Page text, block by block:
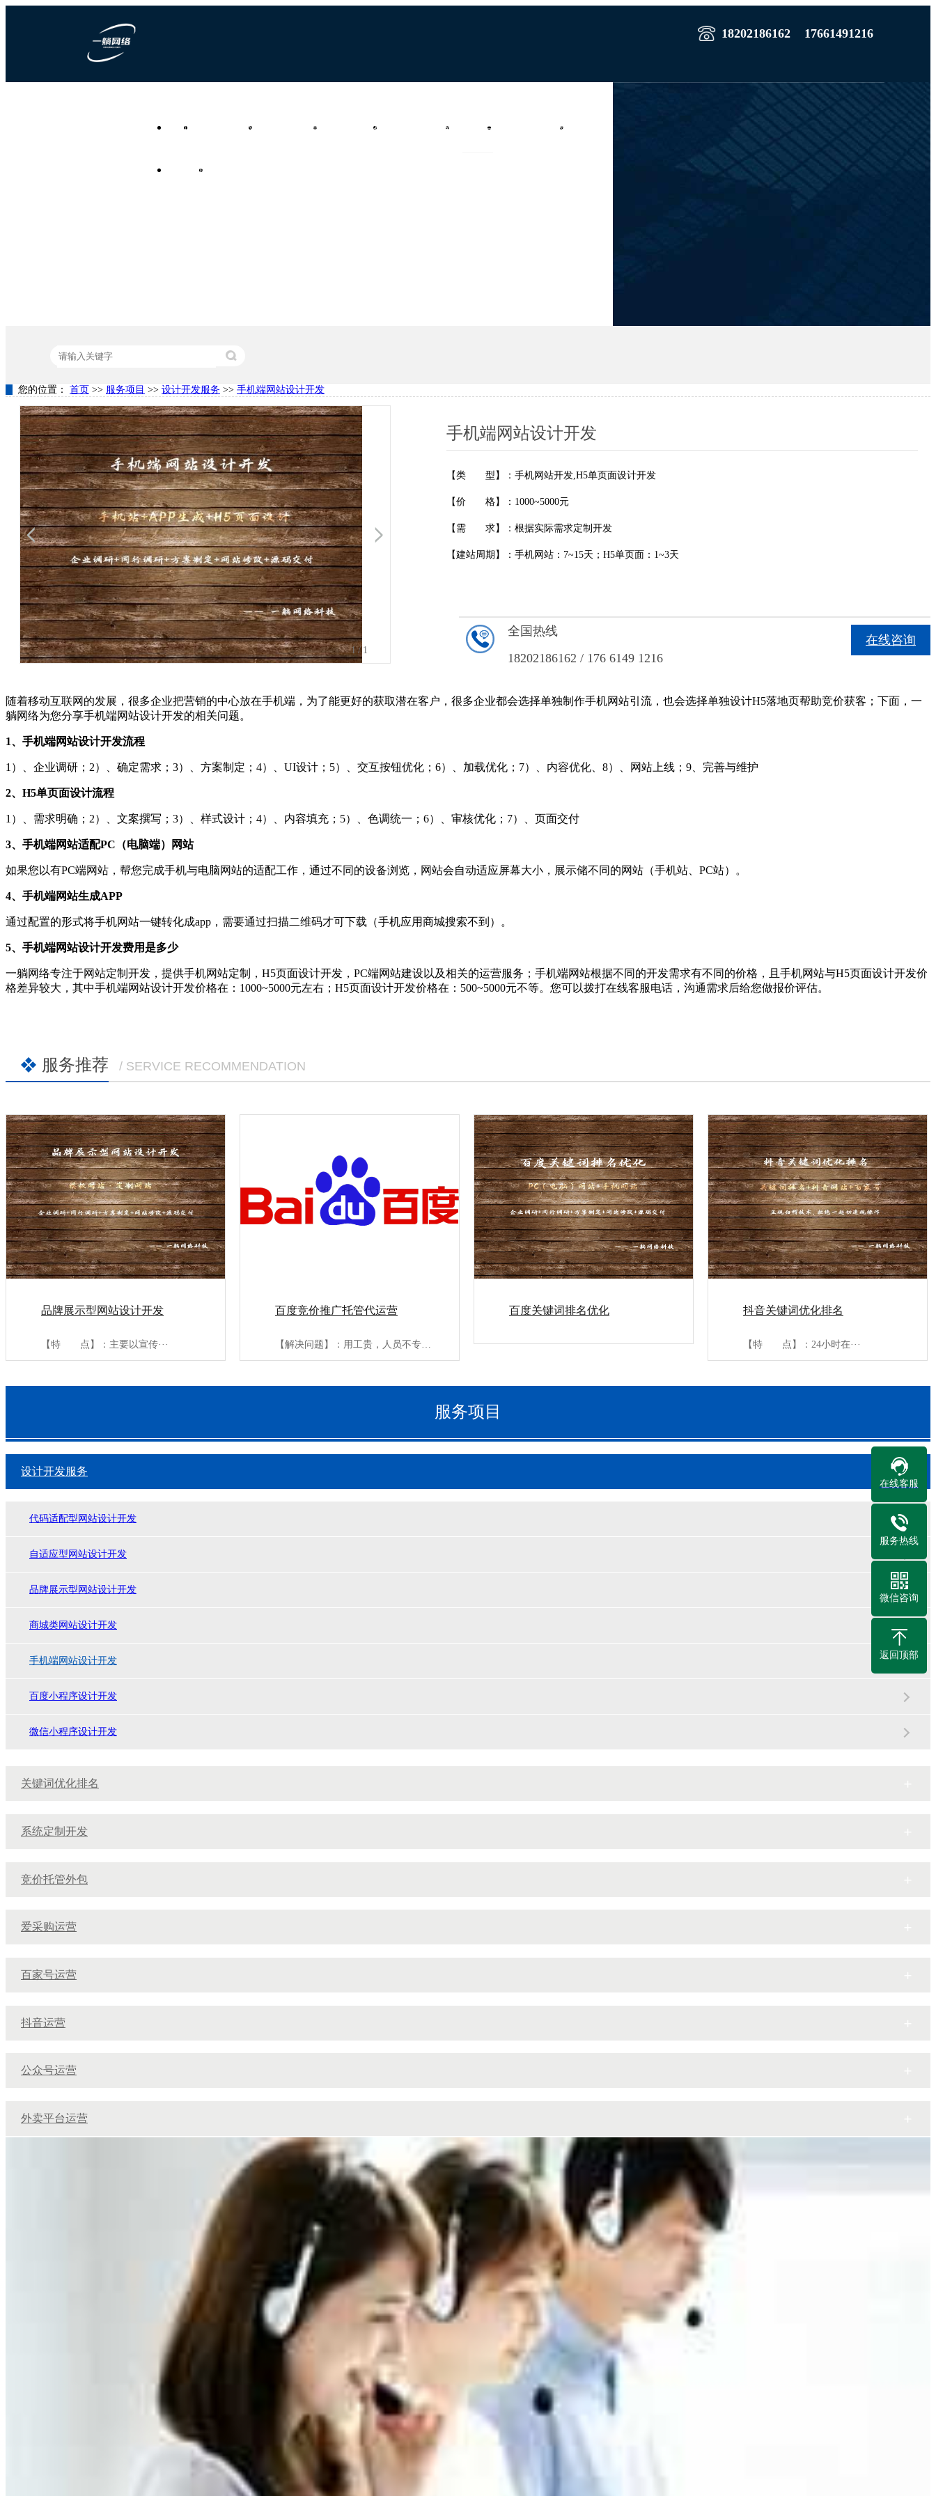
18202186162 17661491216
负责任的全网营销代运营公
首页 营销型网站建设 竞价推广代运营 seo关键词优化 全网营销执行方案 服务项目 客户报备系统开发
资讯频道
热门关键词：营销型网站建设 竞价代运营 关键词排名优化 项目报备系统
您的位置： 首页 >> 服务项目 >> 设计开发服务 >> 手机端网站设计开发
1/1
手机端网站设计开发
【类 型】：手机网站开发,H5单页面设计开发
【价 格】：1000~5000元
【需 求】：根据实际需求定制开发
【建站周期】：手机网站：7~15天；H5单页面：1~3天
在线咨询
全国热线
18202186162 / 176 6149 1216
随着移动互联网的发展，很多企业把营销的中心放在手机端，为了能更好的获取潜在客户，很多企业都会选择单独制作手机网站引流，也会选择单独设计H5落地页帮助竞价获客；下面，一
躺网络为您分享手机端网站设计开发的相关问题。
1、手机端网站设计开发流程
1）、企业调研；2）、确定需求；3）、方案制定；4）、UI设计；5）、交互按钮优化；6）、加载优化；7）、内容优化、8）、网站上线；9、完善与维护
2、H5单页面设计流程
1）、需求明确；2）、文案撰写；3）、样式设计；4）、内容填充；5）、色调统一；6）、审核优化；7）、页面交付
3、手机端网站适配PC（电脑端）网站
如果您以有PC端网站，帮您完成手机与电脑网站的适配工作，通过不同的设备浏览，网站会自动适应屏幕大小，展示储不同的网站（手机站、PC站）。
4、手机端网站生成APP
通过配置的形式将手机网站一键转化成app，需要通过扫描二维码才可下载（手机应用商城搜索不到）。
5、手机端网站设计开发费用是多少
一躺网络专注于网站定制开发，提供手机网站定制，H5页面设计开发，PC端网站建设以及相关的运营服务；手机端网站根据不同的开发需求有不同的价格，且手机网站与H5页面设计开发价
格差异较大，其中手机端网站设计开发价格在：1000~5000元左右；H5页面设计开发价格在：500~5000元不等。您可以拨打在线客服电话，沟通需求后给您做报价评估。
服务推荐 / SERVICE RECOMMENDATION
品牌展示型网站设计开发
【特 点】：主要以宣传···
百度竞价推广托管代运营
【解决问题】：用工贵，人员不专业【收费方式】：按月付费、季度···
百度关键词排名优化 抖音关键词优化排名
【特 点】：24小时在···
服务项目
设计开发服务
代码适配型网站设计开发
自适应型网站设计开发
品牌展示型网站设计开发
商城类网站设计开发
手机端网站设计开发
百度小程序设计开发
微信小程序设计开发
关键词优化排名
系统定制开发
竞价托管外包
爱采购运营
百家号运营
抖音运营
公众号运营
外卖平台运营
在线客服
服务热线
微信咨询
返回顶部